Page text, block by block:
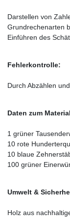
Darstellen von
Grundrechenarten
Einführen des
Fehlerkontrolle:
Durch Abzählen
Daten zum
1 grüner
10 rote
10 blaue
100 grüner
Umwelt &
Holz aus